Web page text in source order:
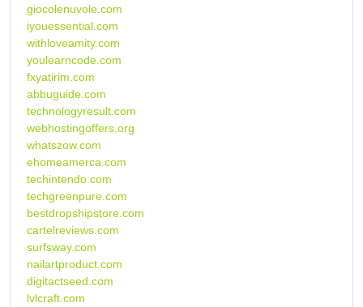
giocolenuvole.com
iyouessential.com
withloveamity.com
youlearncode.com
fxyatirim.com
abbuguide.com
technologyresult.com
webhostingoffers.org
whatszow.com
ehomeamerca.com
techintendo.com
techgreenpure.com
bestdropshipstore.com
cartelreviews.com
surfsway.com
nailartproduct.com
digitactseed.com
lvlcraft.com